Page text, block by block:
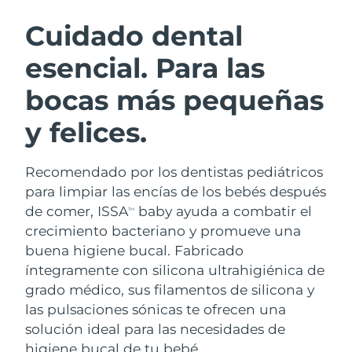
Cuidado dental
esencial. Para las
bocas más pequeñas
y felices.
Recomendado por los dentistas pediátricos
para limpiar las encías de los bebés después
de comer, ISSATM
baby ayuda a combatir el
crecimiento bacteriano y promueve una
buena higiene bucal. Fabricado
íntegramente con silicona ultrahigiénica de
grado médico, sus filamentos de silicona y
las pulsaciones sónicas te ofrecen una
solución ideal para las necesidades de
higiene bucal de tu bebé.
Limpieza facial
LUNA™ 4 pack
Anti-aging massage
LUNA™ 4 Plus
Massage, LED heating
LUNA™ 4 Men
For men, anti-aging massage
Lifting facial
BEAR™ 2 pack
Microcurrent toning
BEAR™ 2 go
Microcurrent toning on-the-go
BEAR™ 2 eyes & lips
Microcurrent line smoothing device
Hidratación
UFO™ 3 pack
Deep facial hydration
UFO™ 3 LED
Near-infrared and red light therapy
device
Cuidado bucal
issa™ 4
Hybrid silicone sonic toothbrush
issa™ 4 plus
Smart hybrid silicone sonic toothbrush
TRATAMIENTO ANTIEDAD FAQ™
Antiedad Tratamientos LED
NEW
Austria Entrega prevista
Baréin Entrega prevista
Bélgica Entrega prevista8/11/26
Bermudas
Bosnia y Herzegovina Entrega prevista8/14/26
Brunéi Entrega prevista8/16/26
Bulgaria Entrega prevista
Canadá Entrega prevista
Chile